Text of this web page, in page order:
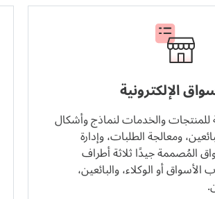
الإلكترونية
للمنتجات والخدمات لنماذج وأشكال
ومعالجة الطلبات، وإدارة
المُصممة جيدًا ثلاثة أطراف
أو الوكلاء، والبائعين،